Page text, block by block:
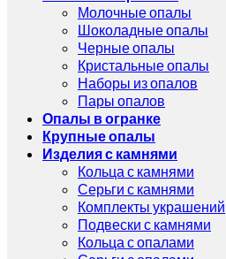
Молочные опалы
Шоколадные опалы
Черные опалы
Кристальные опалы
Наборы из опалов
Пары опалов
Опалы в огранке
Крупные опалы
Изделия с камнями
Кольца с камнями
Серьги с камнями
Комплекты украшений
Подвески с камнями
Кольца с опалами